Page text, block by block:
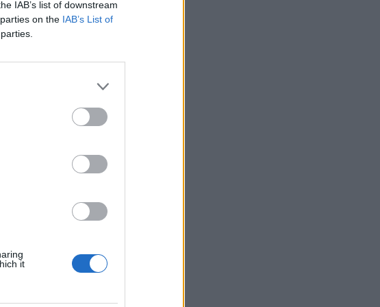
IAB’s list of downstream
on the IAB’s List of
it
állapota a 2025-ös évhez képest
előfizetéses